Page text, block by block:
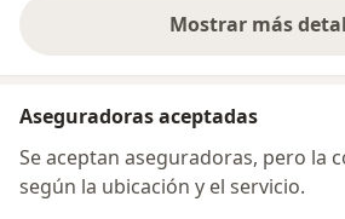
Mostrar mássobre
Aseguradoras aceptadas
Se aceptan aseguradoras, pero la
según la ubicación y el servicio.